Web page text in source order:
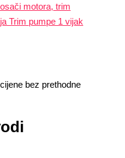
motora, trim
Trim pumpe 1 vijak
bez prethodne